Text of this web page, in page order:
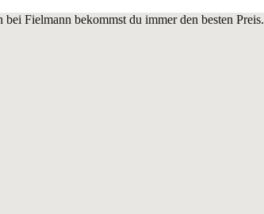
Fielmann bekommst du immer den besten Preis.